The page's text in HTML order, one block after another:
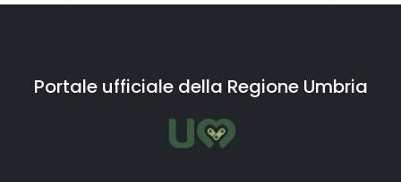
Portale ufficiale della Regione Umbria